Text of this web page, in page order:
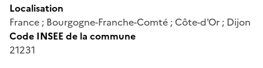
Localisation
France ; Bourgogne-Franche-Comté ; Côte-d'Or ; Dijon
Code INSEE de la commune
21231